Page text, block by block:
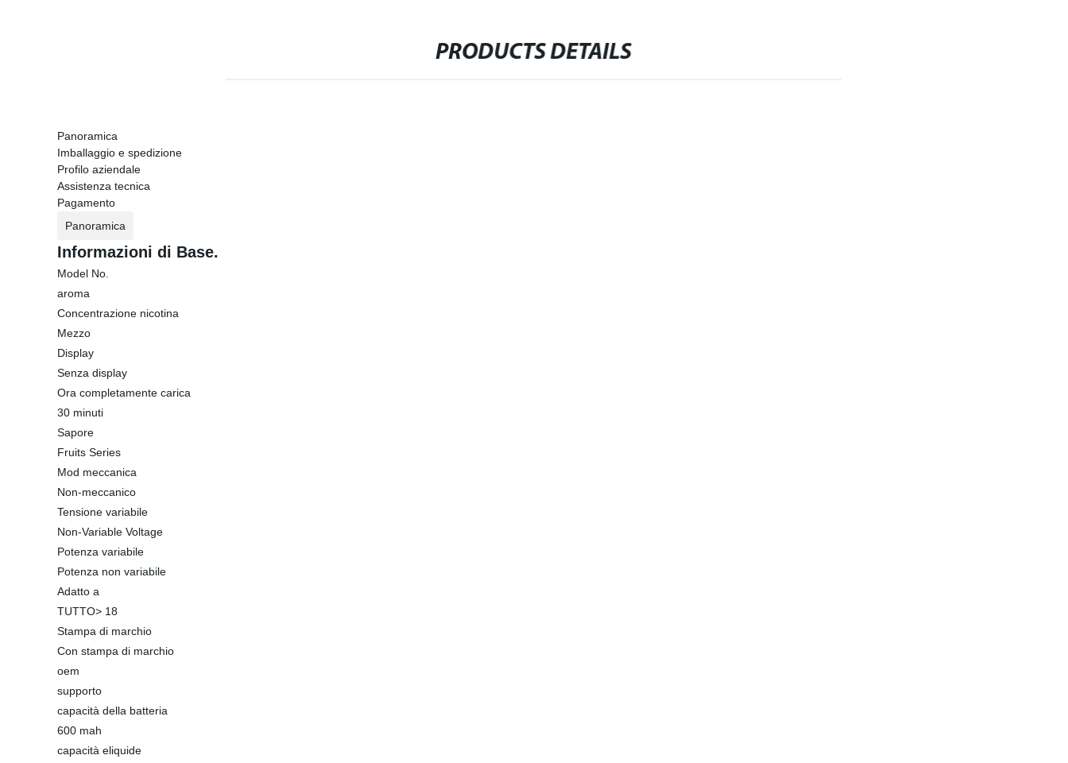
PRODUCTS DETAILS
Panoramica
Imballaggio e spedizione
Profilo aziendale
Assistenza tecnica
Pagamento
Panoramica
Informazioni di Base.
Model No.
aroma
Concentrazione nicotina
Mezzo
Display
Senza display
Ora completamente carica
30 minuti
Sapore
Fruits Series
Mod meccanica
Non-meccanico
Tensione variabile
Non-Variable Voltage
Potenza variabile
Potenza non variabile
Adatto a
TUTTO> 18
Stampa di marchio
Con stampa di marchio
oem
supporto
capacità della batteria
600 mah
capacità eliquide